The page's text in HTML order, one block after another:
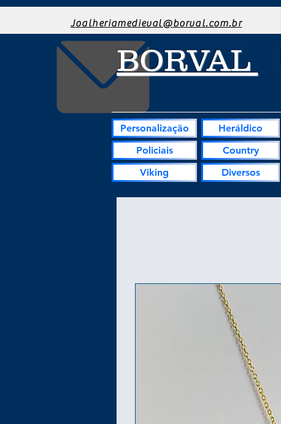
Joalheriamedieval@borval.com.br
BORVAL
Personalização
Policiais
Viking
Heráldico
Country
Diversos